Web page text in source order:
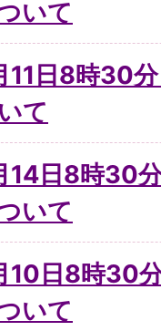
いて
11日8時30
て
14日8時30
いて
10日8時30
いて